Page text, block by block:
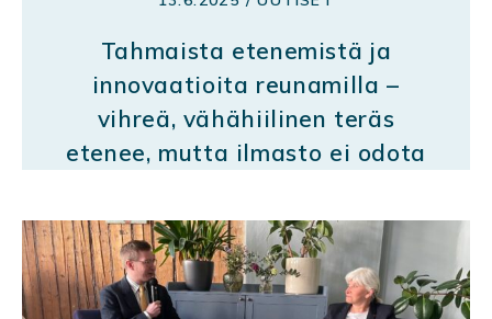
Tahmaista etenemistä ja
innovaatioita reunamilla –
vihreä, vähähiilinen teräs
etenee, mutta ilmasto ei odota